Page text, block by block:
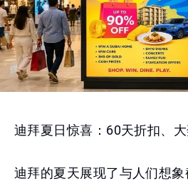
迪拜夏日惊喜：60天折扣、
迪拜的夏天展现了与人们想